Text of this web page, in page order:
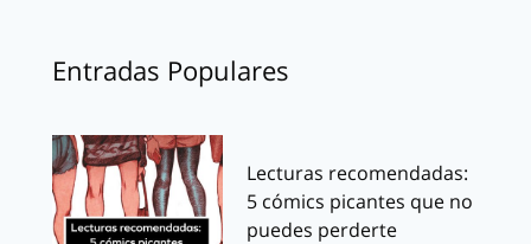
Entradas Populares
Lecturas recomendadas:
5 cómics picantes que no
puedes perderte